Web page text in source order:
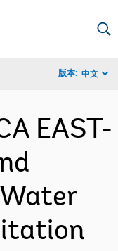
版本: 中文
EAST-